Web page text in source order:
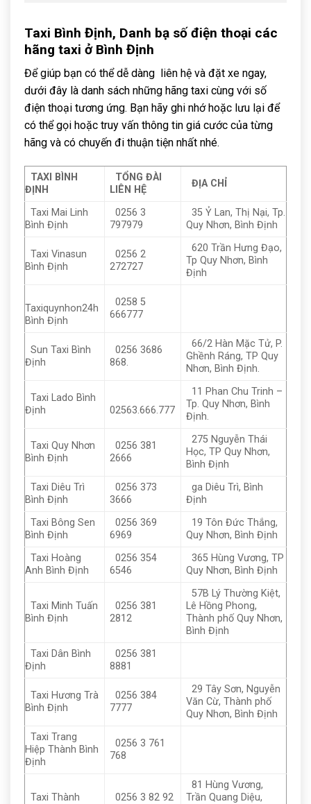
Taxi Bình Định, Danh bạ số điện thoại các
hãng taxi ở Bình Định
Để giúp bạn có thể dễ dàng liên hệ và đặt xe ngay,
dưới đây là danh sách những hãng taxi cùng với số
điện thoại tương ứng. Bạn hãy ghi nhớ hoặc lưu lại để
có thể gọi hoặc truy vấn thông tin giá cước của từng
hãng và có chuyến đi thuận tiện nhất nhé.
TAXI BÌNH
ĐỊNH
TỔNG ĐÀI
LIÊN HỆ
ĐỊA CHỈ
Taxi Mai Linh
Bình Định
0256 3
797979
35 Ỷ Lan, Thị Nại, Tp.
Quy Nhơn, Bình Định
Taxi Vinasun
Bình Định
0256 2
272727
620 Trần Hưng Đạo,
Tp Quy Nhơn, Bình
Định
Taxiquynhon24h
Bình Định
0258 5
666777
Sun Taxi Bình
Định
0256 3686
868.
66/2 Hàn Mặc Tử, P.
Ghềnh Ráng, TP Quy
Nhơn, Bình Định.
Taxi Lado Bình
Định
02563.666.777
11 Phan Chu Trinh –
Tp. Quy Nhơn, Bình
Định.
Taxi Quy Nhơn
Bình Định
0256 381
2666
275 Nguyễn Thái
Học, TP Quy Nhơn,
Bình Định
Taxi Diêu Trì
Bình Định
0256 373
3666
ga Diêu Trì, Bình
Định
Taxi Bông Sen
Bình Định
0256 369
6969
19 Tôn Đức Thắng,
Quy Nhơn, Bình Định
Taxi Hoàng
Anh Bình Định
0256 354
6546
365 Hùng Vương, TP
Quy Nhơn, Bình Định
Taxi Minh Tuấn
Bình Định
0256 381
2812
57B Lý Thường Kiệt,
Lê Hồng Phong,
Thành phố Quy Nhơn,
Bình Định
Taxi Dân Bình
Định
0256 381
8881
Taxi Hương Trà
Bình Định
0256 384
7777
29 Tây Sơn, Nguyễn
Văn Cừ, Thành phố
Quy Nhơn, Bình Định
Taxi Trang
Hiệp Thành Bình
Định
0256 3 761
768
Taxi Thành
0256 3 82 92
81 Hùng Vương,
Trần Quang Diệu,